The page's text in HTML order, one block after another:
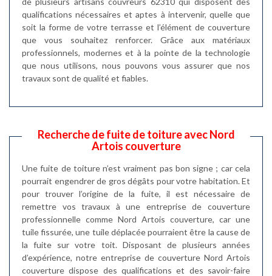
qualifications nécessaires et aptes à intervenir, quelle que
soit la forme de votre terrasse et l’élément de couverture
que vous souhaitez renforcer. Grâce aux matériaux
professionnels, modernes et à la pointe de la technologie
que nous utilisons, nous pouvons vous assurer que nos
travaux sont de qualité et fiables.
Recherche de fuite de toiture avec Nord
Artois couverture
Une fuite de toiture n’est vraiment pas bon signe ; car cela
pourrait engendrer de gros dégâts pour votre habitation. Et
pour trouver l’origine de la fuite, il est nécessaire de
remettre vos travaux à une entreprise de couverture
professionnelle comme Nord Artois couverture, car une
tuile fissurée, une tuile déplacée pourraient être la cause de
la fuite sur votre toit. Disposant de plusieurs années
d’expérience, notre entreprise de couverture Nord Artois
couverture dispose des qualifications et des savoir-faire